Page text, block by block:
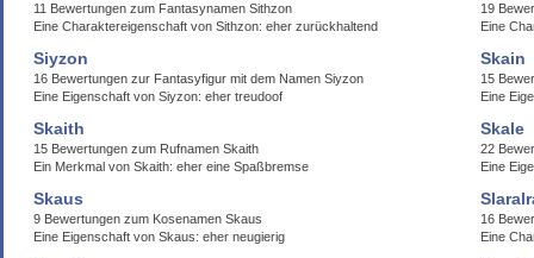
11 Bewertungen zum Fantasynamen Sithzon
Eine Charaktereigenschaft von Sithzon: eher zurückhaltend
19
Eine
Siyzon
16 Bewertungen zur Fantasyfigur mit dem Namen Siyzon
Eine Eigenschaft von Siyzon: eher treudoof
Skain
15
Eine
Skaith
15 Bewertungen zum Rufnamen Skaith
Ein Merkmal von Skaith: eher eine Spaßbremse
Skale
22
Eine
Skaus
9 Bewertungen zum Kosenamen Skaus
Eine Eigenschaft von Skaus: eher neugierig
16
Eine